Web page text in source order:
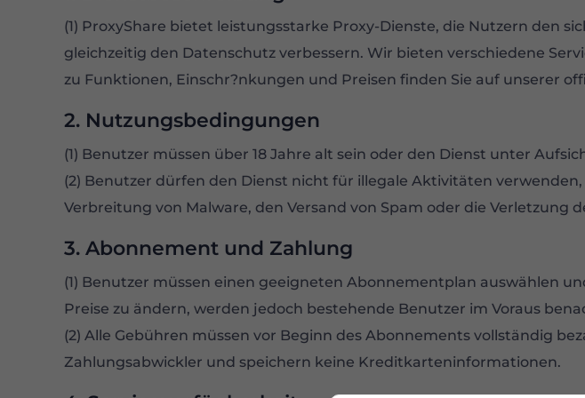
(1) ProxyShare bietet leistungsstarke Proxy-Dienste, die Nutzern den
gleichzeitig den Datenschutz verbessern. Wir bieten verschiedene
zu Funktionen, Einschr?nkungen und Preisen finden Sie auf unserer
2. Nutzungsbedingungen
(1) Benutzer müssen über 18 Jahre alt sein oder den Dienst unter
(2) Benutzer dürfen den Dienst nicht für illegale Aktivitäten
Verbreitung von Malware, den Versand von Spam oder die Verletzung
3. Abonnement und Zahlung
(1) Benutzer müssen einen geeigneten Abonnementplan auswählen
Preise zu ändern, werden jedoch bestehende Benutzer im Voraus
(2) Alle Gebühren müssen vor Beginn des Abonnements vollständig
Zahlungsabwickler und speichern keine Kreditkarteninformationen.